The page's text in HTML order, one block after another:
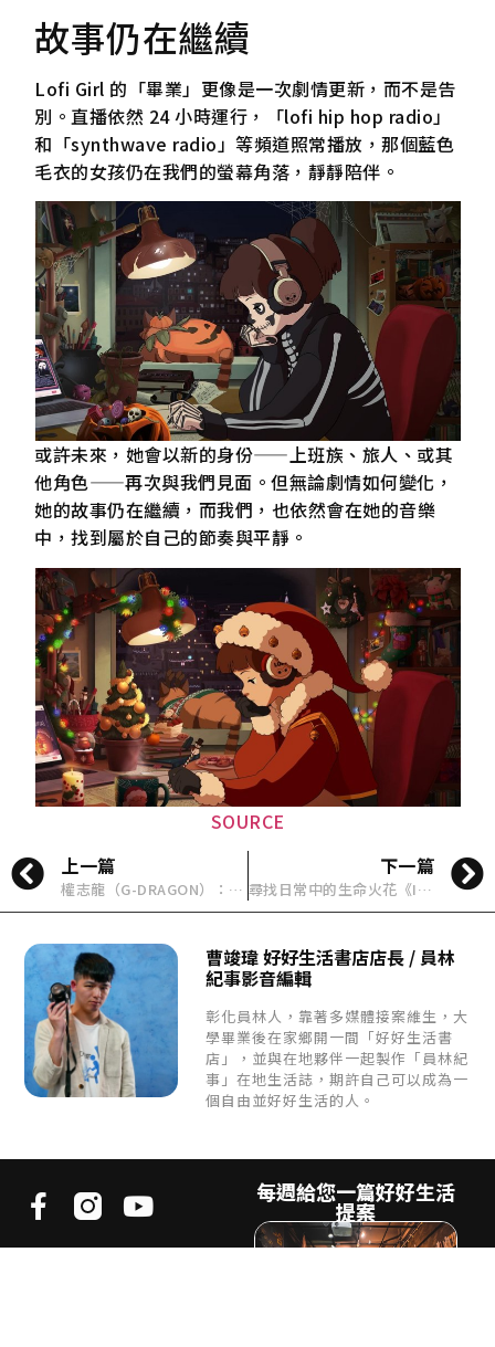
故事仍在繼續
Lofi Girl 的「畢業」更像是一次劇情更新，而不是告
別。直播依然 24 小時運行，「lofi hip hop radio」
和「synthwave radio」等頻道照常播放，那個藍色
毛衣的女孩仍在我們的螢幕角落，靜靜陪伴。
或許未來，她會以新的身份——上班族、旅人、或其
他角色——再次與我們見面。但無論劇情如何變化，
她的故事仍在繼續，而我們，也依然會在她的音樂
中，找到屬於自己的節奏與平靜。
SOURCE
上一篇
權志龍（G-DRAGON）：引領潮流的 K-Pop 靈魂人物與韓流時代的標誌
下一篇
尋找日常中的生命火花《IKIGAI生之意義：做好每一件小事，才能活出自我、擁抱熱愛，打造想要的生活》
曹竣瑋 好好生活書店店長 / 員林
紀事影音編輯
彰化員林人，靠著多媒體接案維生，大
學畢業後在家鄉開一間「好好生活書
店」，並與在地夥伴一起製作「員林紀
事」在地生活誌，期許自己可以成為一
個自由並好好生活的人。
每週給您一篇好好生活
提案